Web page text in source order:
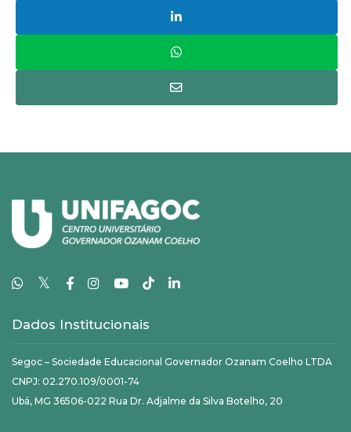
𝕏
Dados Institucionais
Segoc – Sociedade Educacional Governador Ozanam Coelho LTDA
CNPJ: 02.270.109/0001-74
Ubá, MG 36506-022 Rua Dr. Adjalme da Silva Botelho, 20